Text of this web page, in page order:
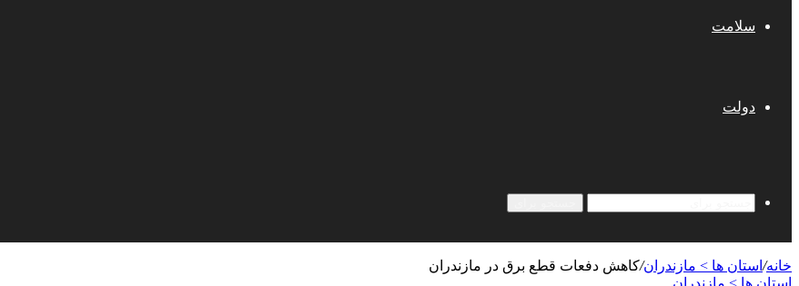
سلامت
دولت
خانه/ استان ها > مازندران/کاهش دفعات قطع برق در مازندران
استان ها > مازندران